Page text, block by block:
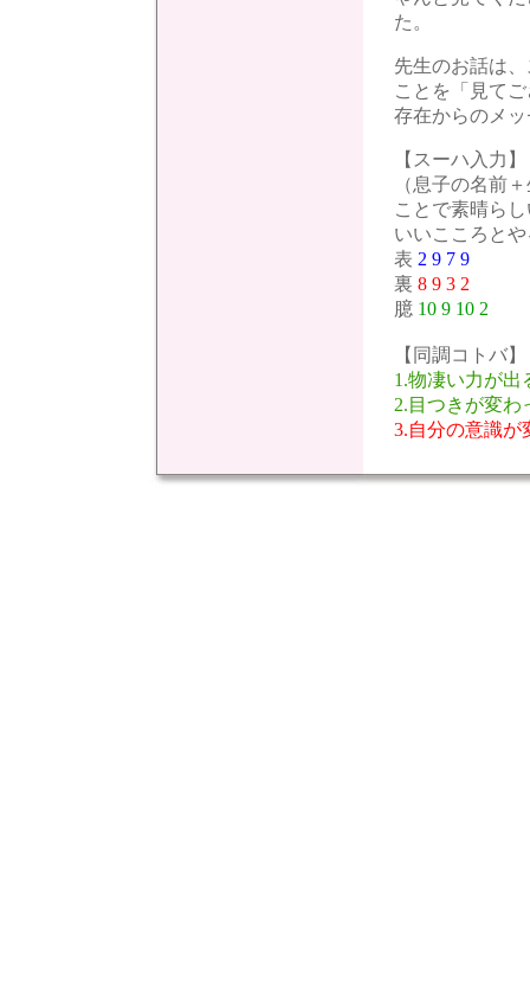
た。
先生のお話は
ことを「見て
存在からのメ
【スーハ入力】
（息子の名前
ことで素晴ら
いいこころと
表 2 9 7 9
裏 8 9 3 2
臆 10 9 10 2
【同調コトバ】
1.物凄い力が出
2.目つきが変わ
3.自分の意識が